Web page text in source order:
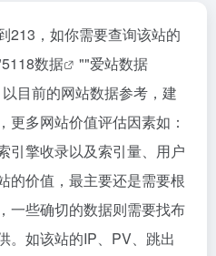
213，如你需要查询该站的
5118数据 ""爱站数据
目前的网站数据参考，建
更多网站价值评估因素如：
引擎收录以及索引量、用户
的价值，最主要还是需要根
一些确切的数据则需要找布
。如该站的IP、PV、跳出